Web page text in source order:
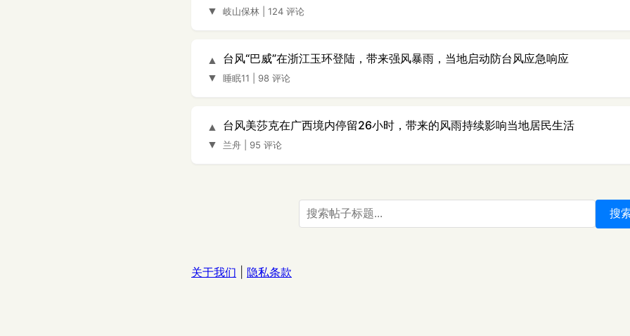
▼
岐山保林 124 评论
▲
▼
台风“巴威”在浙江玉环登陆，带来强风暴雨，当地启动防台风应急响应
睡眠11 98 评论
▲
▼
台风美莎克在广西境内停留26小时，带来的风雨持续影响当地居民生活
兰舟 95 评论
搜
关于我们 隐私条款